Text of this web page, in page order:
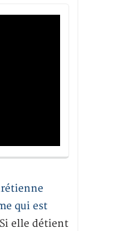
qui est
elle détient